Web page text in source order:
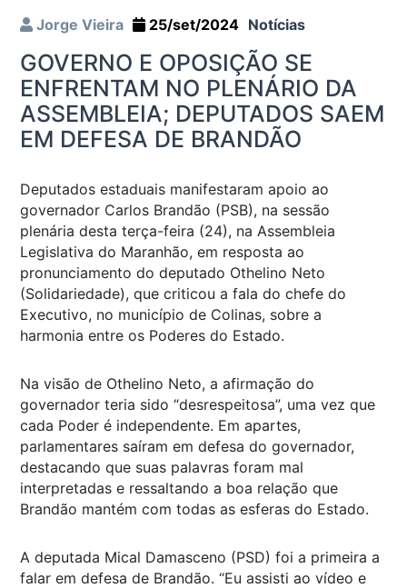
Jorge Vieira 25/set/2024 Notícias
GOVERNO E OPOSIÇÃO SE
ENFRENTAM NO PLENÁRIO DA
ASSEMBLEIA; DEPUTADOS SAEM
EM DEFESA DE BRANDÃO
Deputados estaduais manifestaram apoio ao
governador Carlos Brandão (PSB), na sessão
plenária desta terça-feira (24), na Assembleia
Legislativa do Maranhão, em resposta ao
pronunciamento do deputado Othelino Neto
(Solidariedade), que criticou a fala do chefe do
Executivo, no município de Colinas, sobre a
harmonia entre os Poderes do Estado.
Na visão de Othelino Neto, a afirmação do
governador teria sido “desrespeitosa”, uma vez que
cada Poder é independente. Em apartes,
parlamentares saíram em defesa do governador,
destacando que suas palavras foram mal
interpretadas e ressaltando a boa relação que
Brandão mantém com todas as esferas do Estado.
A deputada Mical Damasceno (PSD) foi a primeira a
falar em defesa de Brandão. “Eu assisti ao vídeo e